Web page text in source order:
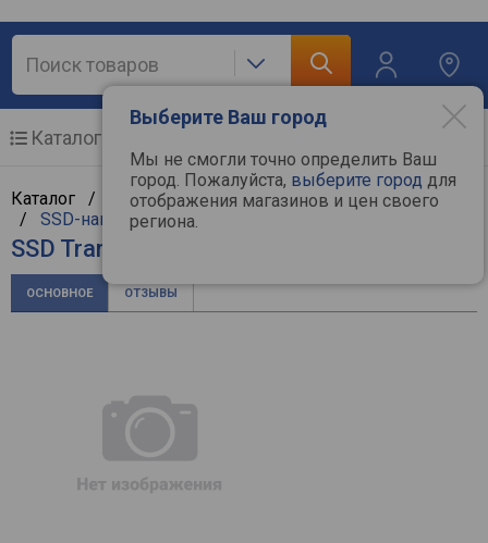
Выберите Ваш город
Мы не смогли точно определить Ваш
город. Пожалуйста, выберите город для
отображения магазинов и цен своего
региона.
Каталог
Каталог / Компьютерная техника/ Комплектующие
/ SSD-накопители/
SSD Transcend SSD230S TS2TSSD230S
ОСНОВНОЕ ОТЗЫВЫ